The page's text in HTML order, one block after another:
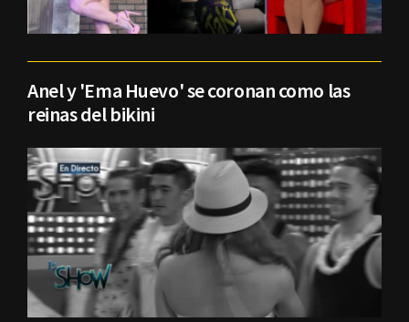
Anel y 'Ema Huevo' se coronan como las
reinas del bikini